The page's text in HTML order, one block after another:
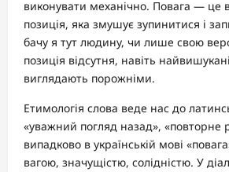
виконувати механічно. Повага — це
позиція, яка змушує зупинитися і
бачу я тут людину, чи лише свою
позиція відсутня, навіть
виглядають порожніми.
Етимологія слова веде нас до
«уважний погляд назад», «повторне
випадково в українській мові
вагою, значущістю, солідністю. У